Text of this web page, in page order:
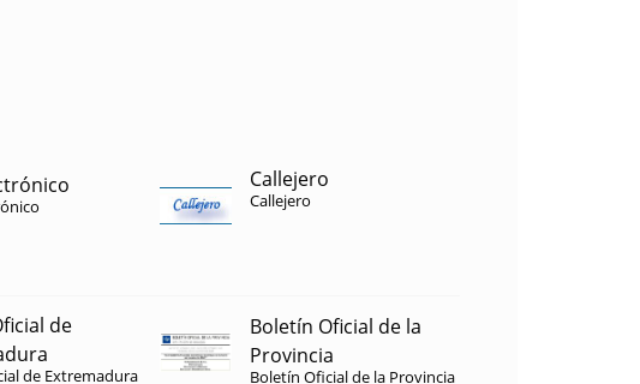
Callejero
Callejero
de
de Extremadura
Boletín Oficial de la
Provincia
Boletín Oficial de la Provincia